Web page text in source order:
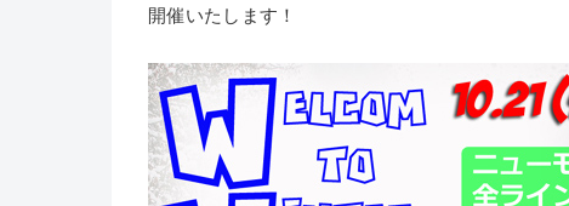
開催いたします！